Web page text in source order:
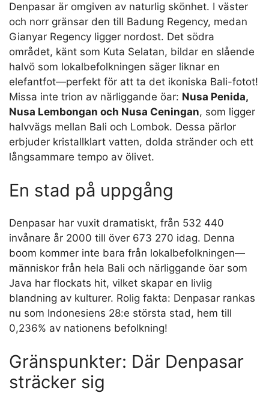
Denpasar är omgiven av naturlig skönhet. I väster
och norr gränsar den till Badung Regency, medan
Gianyar Regency ligger nordost. Det södra
området, känt som Kuta Selatan, bildar en slående
halvö som lokalbefolkningen säger liknar en
elefantfot—perfekt för att ta det ikoniska Bali-fotot!
Missa inte trion av närliggande öar: Nusa Penida,
Nusa Lembongan och Nusa Ceningan, som ligger
halvvägs mellan Bali och Lombok. Dessa pärlor
erbjuder kristallklart vatten, dolda stränder och ett
långsammare tempo av ölivet.
En stad på uppgång
Denpasar har vuxit dramatiskt, från 532 440
invånare år 2000 till över 673 270 idag. Denna
boom kommer inte bara från lokalbefolkningen—
människor från hela Bali och närliggande öar som
Java har flockats hit, vilket skapar en livlig
blandning av kulturer. Rolig fakta: Denpasar rankas
nu som Indonesiens 28:e största stad, hem till
0,236% av nationens befolkning!
Gränspunkter: Där Denpasar
sträcker sig